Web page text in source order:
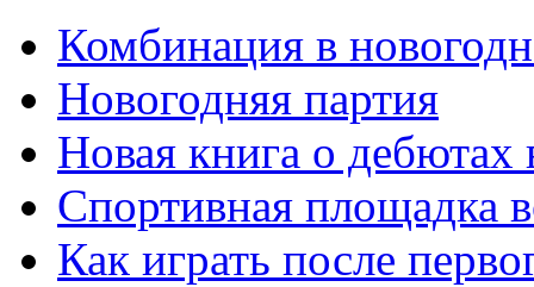
Комбинация в
Новогодняя партия
Новая книга о
Спортивная площадка
Как играть после